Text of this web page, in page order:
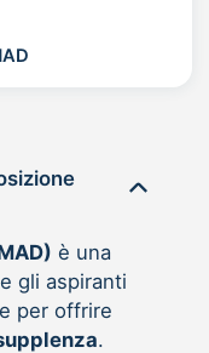
è una
gli aspiranti
per offrire
.